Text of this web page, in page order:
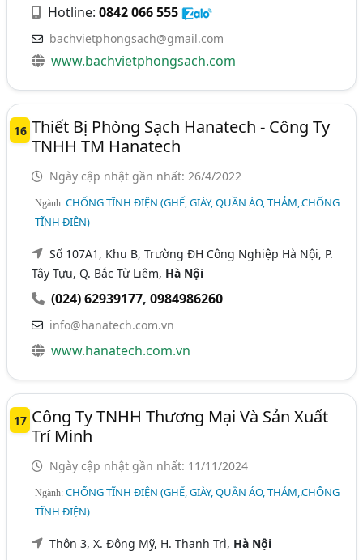
Hotline:0842 066 555
bachvietphongsach@gmail.com
www.bachvietphongsach.com
16 Thiết Bị Phòng Sạch Hanatech - Công Ty
TNHH TM Hanatech
Ngày cập nhật gần nhất: 26/4/2022
Ngành:CHỐNG TĨNH ĐIỆN (GHẾ, GIÀY, QUẦN ÁO, THẢM,.CHỐNG
TĨNH ĐIỆN)
Số 107A1, Khu B, Trường ĐH Công Nghiệp Hà Nội, P.
Tây Tựu, Q. Bắc Từ Liêm, Hà Nội
(024) 62939177,0984986260
info@hanatech.com.vn
www.hanatech.com.vn
17 Công Ty TNHH Thương Mại Và Sản Xuất
Trí Minh
Ngày cập nhật gần nhất: 11/11/2024
Ngành:CHỐNG TĨNH ĐIỆN (GHẾ, GIÀY, QUẦN ÁO, THẢM,.CHỐNG
TĨNH ĐIỆN)
Thôn 3, X. Đông Mỹ, H. Thanh Trì, Hà Nội